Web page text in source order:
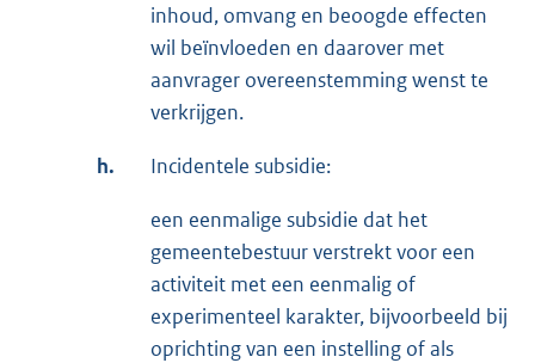
inhoud, omvang en beoogde effecten
wil beïnvloeden en daarover met
aanvrager overeenstemming wenst te
verkrijgen.
h. Incidentele subsidie:
een eenmalige subsidie dat het
gemeentebestuur verstrekt voor een
activiteit met een eenmalig of
experimenteel karakter, bijvoorbeeld bij
oprichting van een instelling of als